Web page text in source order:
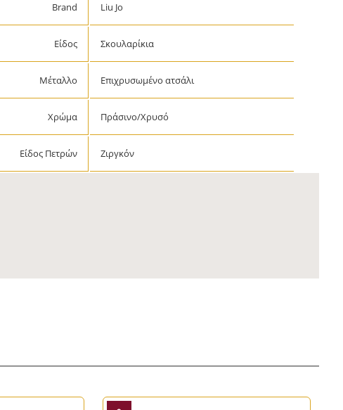
Brand Liu Jo
Είδος Σκουλαρίκια
Μέταλλο Επιχρυσωμένο ατσάλι
Χρώμα Πράσινο/Χρυσό
Είδος Πετρών Ζιργκόν